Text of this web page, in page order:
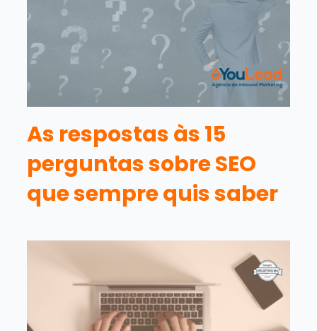
As respostas às 15
perguntas sobre SEO
que sempre quis saber